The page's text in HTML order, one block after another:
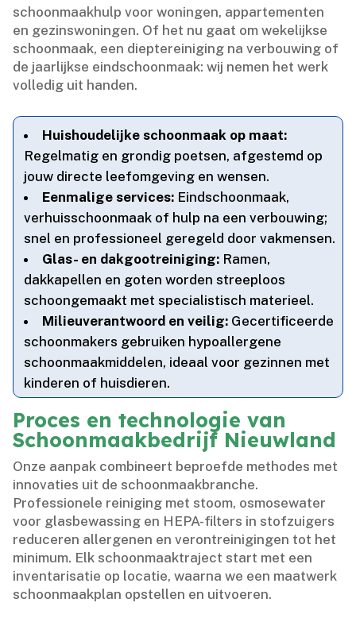
schoonmaakhulp voor woningen, appartementen
en gezinswoningen.​ Of het nu gaat om wekelijkse
schoonmaak, een dieptereiniging na verbouwing of
de jaarlijkse eindschoonmaak: wij nemen het werk
volledig uit handen.​
Huishoudelijke schoonmaak op maat:
Regelmatig en grondig poetsen, afgestemd op
jouw directe leefomgeving en wensen.​
Eenmalige services: Eindschoonmaak,
verhuisschoonmaak of hulp na een verbouwing;
snel en professioneel geregeld door vakmensen.​
Glas- en dakgootreiniging: Ramen,
dakkapellen en goten worden streeploos
schoongemaakt met specialistisch materieel.​
Milieuverantwoord en veilig: Gecertificeerde
schoonmakers gebruiken hypoallergene
schoonmaakmiddelen, ideaal voor gezinnen met
kinderen of huisdieren.​
Proces en technologie van
Schoonmaakbedrijf Nieuwland
Onze aanpak combineert beproefde methodes met
innovaties uit de schoonmaakbranche.​
Professionele reiniging met stoom, osmosewater
voor glasbewassing en HEPA-filters in stofzuigers
reduceren allergenen en verontreinigingen tot het
minimum.​ Elk schoonmaaktraject start met een
inventarisatie op locatie, waarna we een maatwerk
schoonmaakplan opstellen en uitvoeren.​